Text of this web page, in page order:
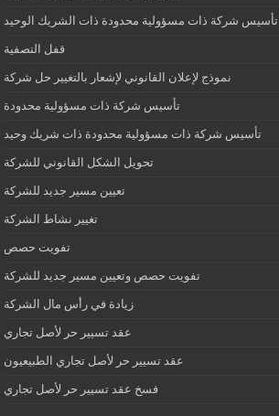
تأسيس شركة ذات مسؤولية محدودة ذات الشريك الوحيد
قفل التصفية
نموذج لإعلان القانوني لإشعار بالتغيير حل شركة
تأسيس شركة ذات مسؤولية محدودة
تأسيس شركة ذات مسؤولية محدودة ذات شريك وحيد
تحويل الشكل القانوني للشركة
تعيين مسير جديد للشركة
تغيير نشاط الشركة
تفويت حصص
تفويت حصص وتعيين مسير جديد للشركة
زيادة في رأس مال الشركة
عقد تسيير حر لأصل تجاري
عقد تسيير حر لأصل تجاري الطبيعيون
فسخ عقد تسيير حر لأصل تجاري